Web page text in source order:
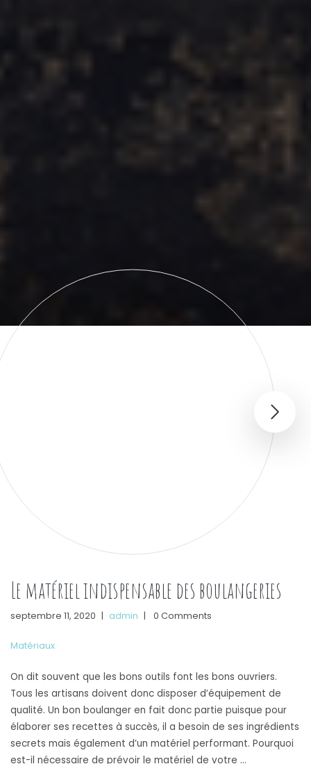
Le matériel indispensable des boulangeries
septembre 11, 2020 admin 0 Comments
Matériaux
On dit souvent que les bons outils font les bons ouvriers.
Tous les artisans doivent donc disposer d’équipement de
qualité. Un bon boulanger en fait donc partie puisque pour
élaborer ses recettes à succès, il a besoin de ses ingrédients
secrets mais également d’un matériel performant. Pourquoi
est-il nécessaire de prévoir le matériel de votre …